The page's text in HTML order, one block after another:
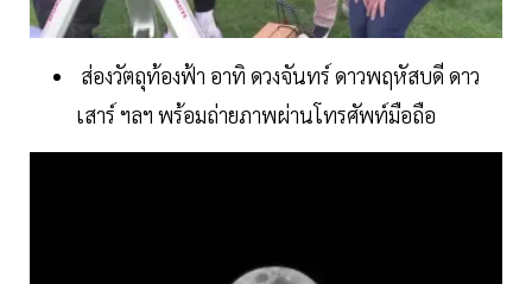
ส่องวัตถุท้องฟ้า อาทิ ดวงจันทร์ ดาวพฤหัสบดี ดาว
เสาร์ ฯลฯ พร้อมถ่ายภาพผ่านโทรศัพท์มือถือ